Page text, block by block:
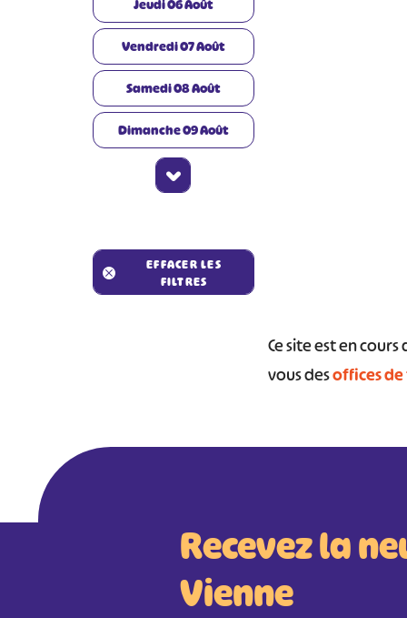
Jeudi06Août
Vendredi07Août
Samedi08Août
Dimanche09Août
EFFACER LES
FILTRES
Ce site est en
vous desoffices
Recevez la
Vienne